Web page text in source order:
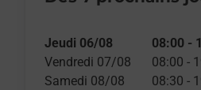
Jeudi 06/08 08:00 -
Vendredi 07/08
08:00 -
Samedi 08/08
08:30 -